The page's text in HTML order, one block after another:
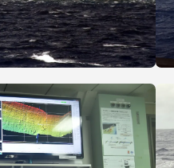
品川キャンパス
阿蘇くまもと
臨空キャンパス